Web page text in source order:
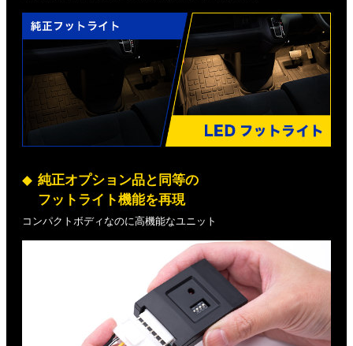
純正オプション品と同等の
フットライト機能を再現
コンパクトボディなのに高機能なユニット